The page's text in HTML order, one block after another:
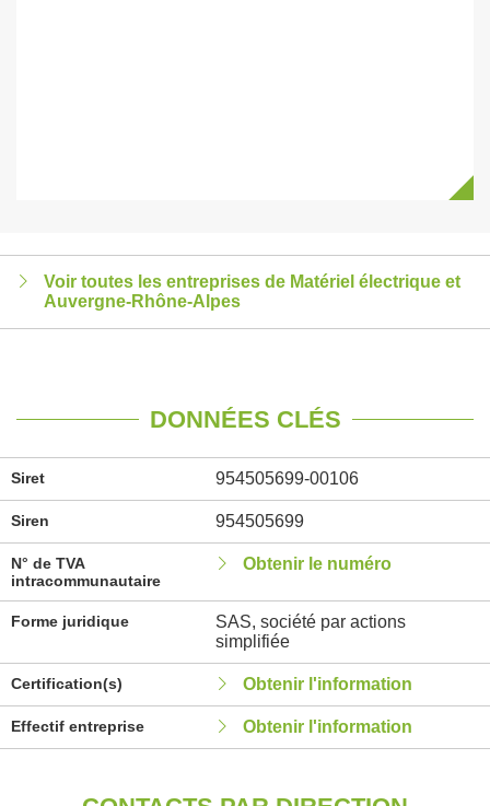
Voir toutes les entreprises de Matériel électrique et
Auvergne-Rhône-Alpes
DONNÉES CLÉS
Siret 954505699-00106
Siren 954505699
N° de TVA
intracommunautaire
Obtenir le numéro
Forme juridique
SAS, société par actions
simplifiée
Certification(s) Obtenir l'information
Effectif entreprise Obtenir l'information